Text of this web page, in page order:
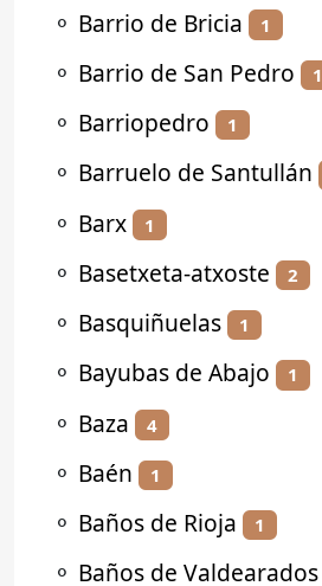
⚬ Barrio de Bricia 1
⚬ Barrio de San Pedro 1
⚬ Barriopedro 1
⚬ Barruelo de Santullán
⚬ Barx 1
⚬ Basetxeta-atxoste 2
⚬ Basquiñuelas 1
⚬ Bayubas de Abajo 1
⚬ Baza 4
⚬ Baén 1
⚬ Baños de Rioja 1
⚬ Baños de Valdearados